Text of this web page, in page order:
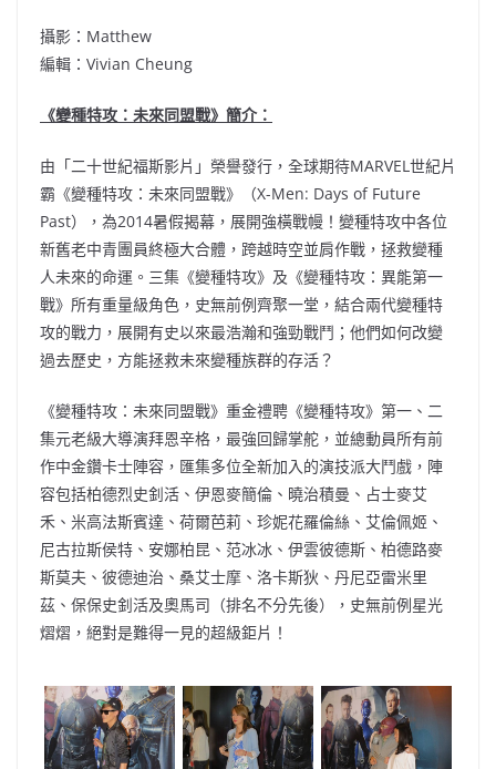
攝影：Matthew
編輯：Vivian Cheung
《變種特攻：未來同盟戰》簡介：
由「二十世紀福斯影片」榮譽發行，全球期待MARVEL世紀片
霸《變種特攻：未來同盟戰》（X-Men: Days of Future
Past），為2014暑假揭幕，展開強橫戰幔！變種特攻中各位
新舊老中青團員終極大合體，跨越時空並肩作戰，拯救變種
人未來的命運。三集《變種特攻》及《變種特攻：異能第一
戰》所有重量級角色，史無前例齊聚一堂，結合兩代變種特
攻的戰力，展開有史以來最浩瀚和強勁戰鬥；他們如何改變
過去歷史，方能拯救未來變種族群的存活？
《變種特攻：未來同盟戰》重金禮聘《變種特攻》第一、二
集元老級大導演拜恩辛格，最強回歸掌舵，並總動員所有前
作中金鑽卡士陣容，匯集多位全新加入的演技派大鬥戲，陣
容包括柏德烈史釗活、伊恩麥簡倫、曉治積曼、占士麥艾
禾、米高法斯賓達、荷爾芭莉、珍妮花羅倫絲、艾倫佩姬、
尼古拉斯侯特、安娜柏昆、范冰冰、伊雲彼德斯、柏德路麥
斯莫夫、彼德迪治、桑艾士摩、洛卡斯狄、丹尼亞雷米里
茲、保保史釗活及奧馬司（排名不分先後），史無前例星光
熠熠，絕對是難得一見的超級鉅片！